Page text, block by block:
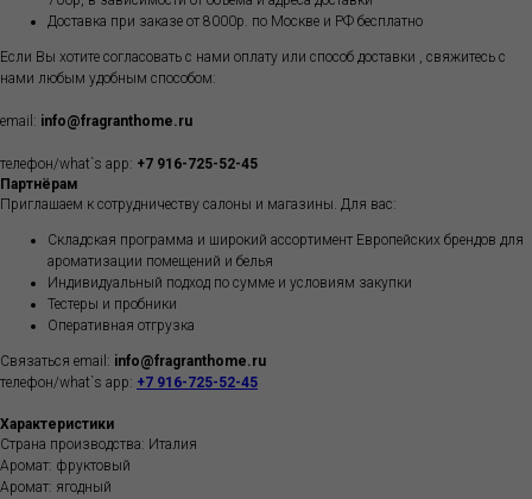
Доставка при заказе от 8000р. по Москве и РФ бесплатно
Если Вы хотите согласовать с нами оплату или способ доставки , свяжитесь с
нами любым удобным способом:
email: info@fragranthome.ru
телефон/what`s app: +7 916-725-52-45
Партнёрам
Приглашаем к сотрудничеству салоны и магазины. Для вас:
Складская программа и широкий ассортимент Европейских брендов для
ароматизации помещений и белья
Индивидуальный подход по сумме и условиям закупки
Тестеры и пробники
Оперативная отгрузка
Связаться email: info@fragranthome.ru
телефон/what`s app: +7 916-725-52-45
Характеристики
Страна производства: Италия
Аромат: фруктовый
Аромат: ягодный